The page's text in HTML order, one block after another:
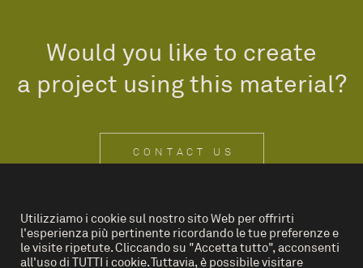
Would you like to create
a project using this material?
CONTACT US
IT EN
Utilizziamo i cookie sul nostro sito Web per offrirti
l'esperienza più pertinente ricordando le tue preferenze e
le visite ripetute. Cliccando su "Accetta tutto", acconsenti
all'uso di TUTTI i cookie. Tuttavia, è possibile visitare